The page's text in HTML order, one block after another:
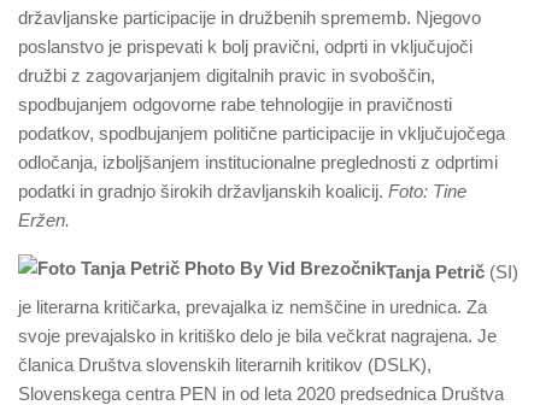
državljanske participacije in družbenih sprememb. Njegovo
poslanstvo je prispevati k bolj pravični, odprti in vključujoči
družbi z zagovarjanjem digitalnih pravic in svoboščin,
spodbujanjem odgovorne rabe tehnologije in pravičnosti
podatkov, spodbujanjem politične participacije in vključujočega
odločanja, izboljšanjem institucionalne preglednosti z odprtimi
podatki in gradnjo širokih državljanskih koalicij. Foto: Tine
Eržen.
Tanja Petrič (SI)
je literarna kritičarka, prevajalka iz nemščine in urednica. Za
svoje prevajalsko in kritiško delo je bila večkrat nagrajena. Je
članica Društva slovenskih literarnih kritikov (DSLK),
Slovenskega centra PEN in od leta 2020 predsednica Društva